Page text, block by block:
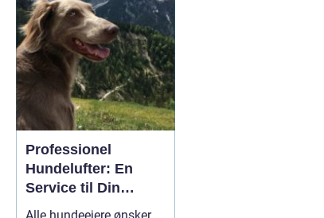
dem, samt hvordan m...
Professionel
Hundelufter: En
Service til Din
Bedste Vens